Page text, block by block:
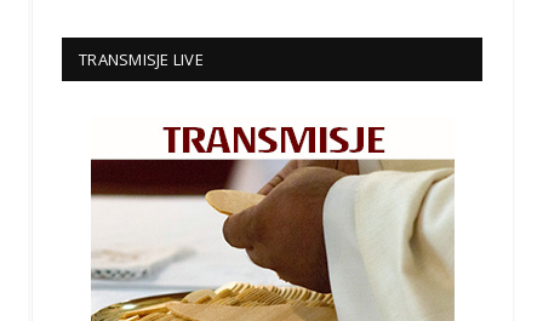
TRANSMISJE LIVE